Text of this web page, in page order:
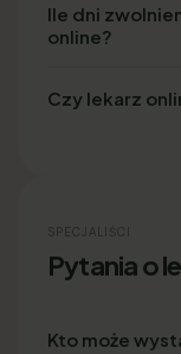
Ile dni
online?
Czy lekarz
SPECJALIŚCI
Pytania o
Kto może